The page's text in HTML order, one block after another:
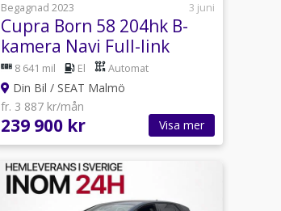
Begagnad 2023
3 juni
Cupra Born 58 204hk B-
kamera Navi Full-link
8 641 mil El Automat
Din Bil / SEAT Malmö
fr. 3 887 kr/mån
239 900 kr Visa mer